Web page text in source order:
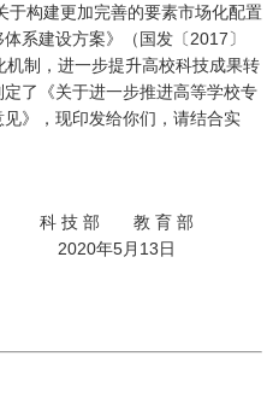
构建更加完善的要素市场化配置
系建设方案》（国发〔2017〕
制，进一步提升高校科技成果转
了《关于进一步推进高等学校专
》，现印发给你们，请结合实
教 育 部
月13日